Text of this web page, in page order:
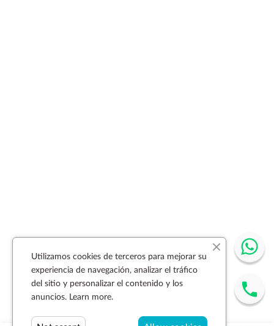
Utilizamos cookies de terceros para mejorar su
experiencia de navegación, analizar el tráfico
del sitio y personalizar el contenido y los
anuncios. Learn more.